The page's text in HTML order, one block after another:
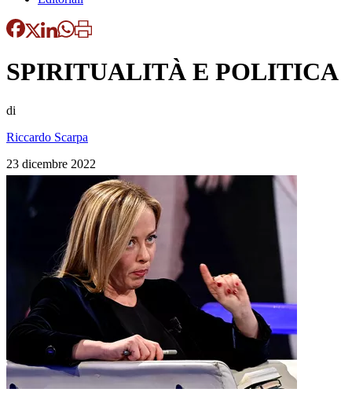
SPIRITUALITÀ E POLITICA
di
Riccardo Scarpa
23 dicembre 2022